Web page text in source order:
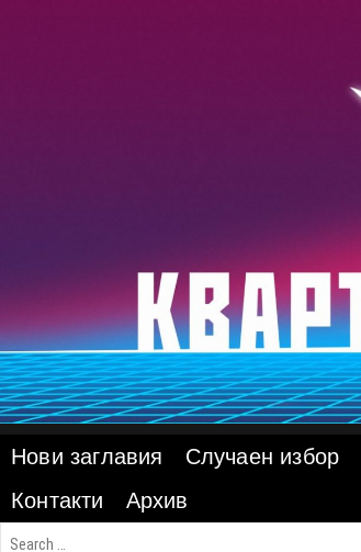
Нови заглавия Случаен избор
Контакти
Архив